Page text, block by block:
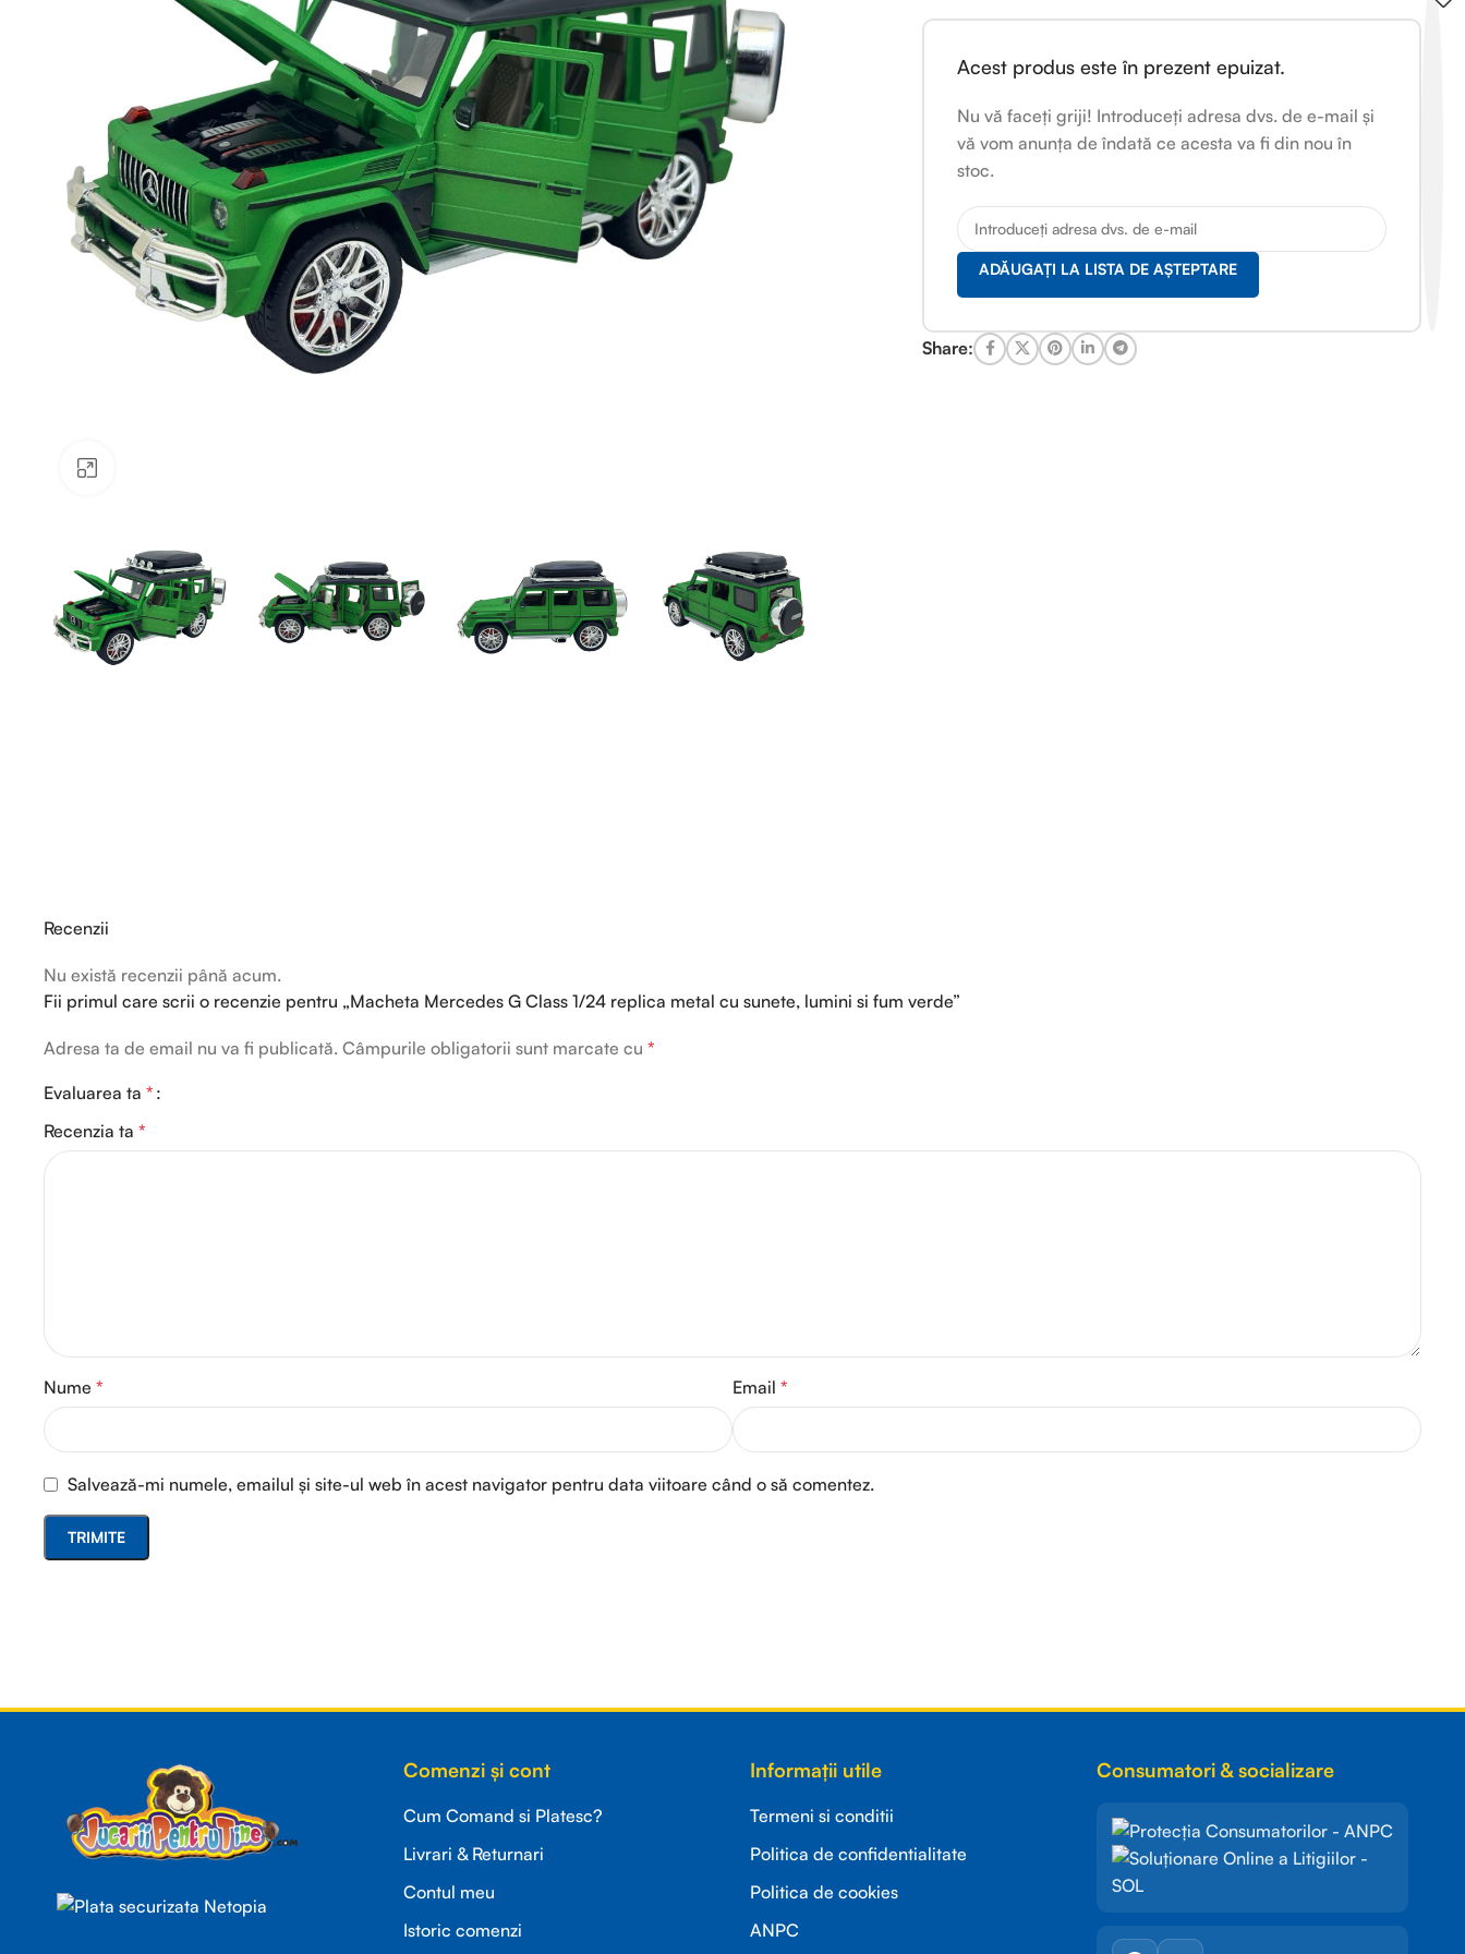
Acest produs este în prezent epuizat.
Nu vă faceți griji! Introduceți adresa dvs. de e-mail și
vă vom anunța de îndată ce acesta va fi din nou în
stoc.
ADĂUGAȚI LA LISTA DE AȘTEPTARE
Share:
Recenzii
Nu există recenzii până acum.
Fii primul care scrii o recenzie pentru „Macheta Mercedes G Class 1/24 replica metal cu sunete, lumini si fum verde”
Adresa ta de email nu va fi publicată. Câmpurile obligatorii sunt marcate cu *
Evaluarea ta *
Recenzia ta *
Nume * Email *
Salvează-mi numele, emailul și site-ul web în acest navigator pentru data viitoare când o să comentez.
Comenzi și cont
Cum Comand si Platesc?
Livrari & Returnari
Contul meu
Istoric comenzi
Informații utile
Termeni si conditii
Politica de confidentialitate
Politica de cookies
ANPC
Consumatori & socializare